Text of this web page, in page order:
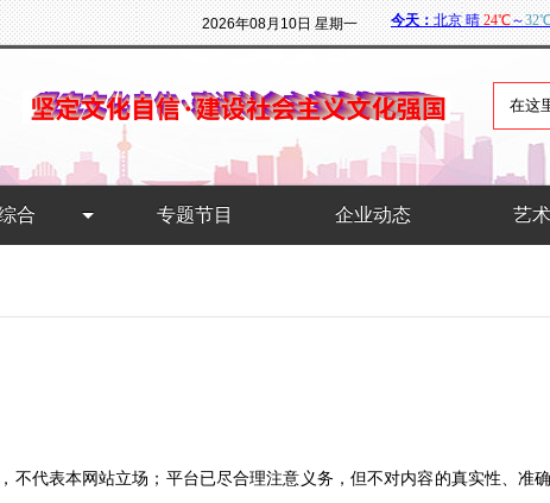
2026年08月10日 星期一
合 专题节目 企业动态 艺
不代表本网站立场；平台已尽合理注意义务，但不对内容的真实性、准